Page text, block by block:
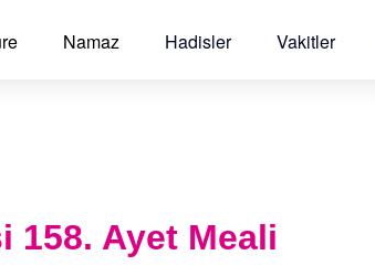
Namaz Hadisler Vakitler
158. Ayet Meali